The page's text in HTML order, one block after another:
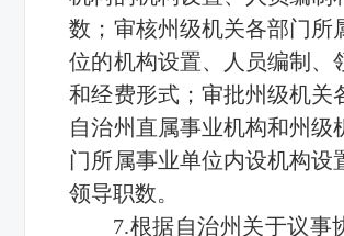
数；审核州级机关各部门所
位的机构设置、人员编制、
和经费形式；审批州级机关
自治州直属事业机构和州级
门所属事业单位内设机构设
领导职数。
7.根据自治州关于议事